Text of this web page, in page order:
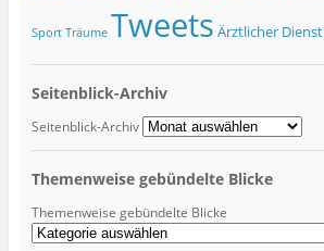
Sport Träume Tweets Ärztlicher Dienst
Seitenblick-Archiv
Seitenblick-Archiv
Themenweise gebündelte Blicke
Themenweise gebündelte Blicke